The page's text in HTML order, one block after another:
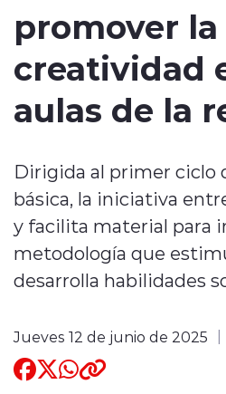
Tendencias
Internacional
Entrevistas
Quienes Somos
promover la
creatividad
aulas de la
Dirigida al primer ciclo
básica, la iniciativa
y facilita material para
metodología que
desarrolla habilidades
Jueves 12 de junio de 2025